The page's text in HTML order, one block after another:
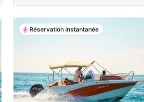
Réservation instantanée